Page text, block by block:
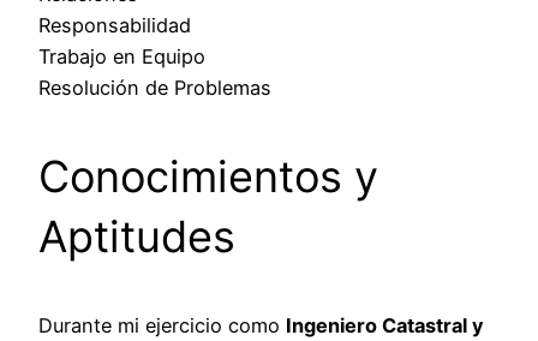
Responsabilidad
Trabajo en Equipo
Resolución de Problemas
Conocimientos y
Aptitudes
Durante mi ejercicio como Ingeniero Catastral y